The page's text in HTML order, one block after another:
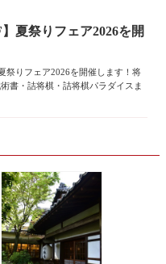
】夏祭りフェア2026を開
祭りフェア2026を開催します！将
書・詰将棋・詰将棋パラダイスま